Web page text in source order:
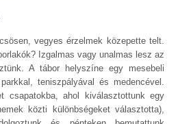
vegyes érzelmek közepette telt.
Izgalmas vagy unalmas lesz az
A tábor helyszíne egy mesebeli
teniszpályával és medencével.
csapatokba, ahol kiválasztottunk egy
közti különbségeket választotta),